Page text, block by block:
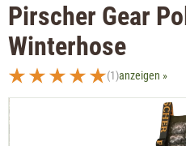
Pirscher Gear
Winterhose
(1)anzeigen »
Bildergalerie überspringen